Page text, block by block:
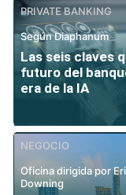
PRIVATE BANKING
Según Diaphanum
Las seis claves
futuro del
era de la IA
NEGOCIO
Oficina dirigida por
Downing